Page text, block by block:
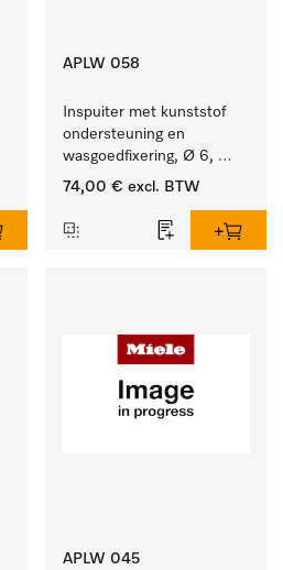
APLW 058
Inspuiter met kunststof
ondersteuning en
wasgoedfixering, Ø 6,
lengte 135 mm.
74,00 € excl. BTW
APLW 045